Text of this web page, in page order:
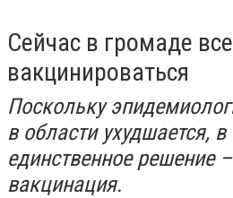
Сейчас в громаде
вакцинироваться
Поскольку
в области ухудшается,
единственное решение
вакцинация.